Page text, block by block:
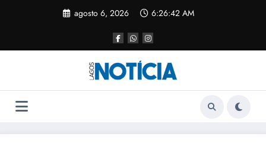
agosto 6, 2026 6:26:42 AM